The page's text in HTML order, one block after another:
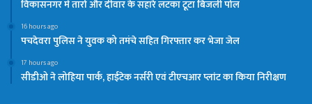
विकासनगर में तारों और दीवार के सहारे लटका टूटा बिजली पोल
16 hours ago
पचदेवरा पुलिस ने युवक को तमंचे सहित गिरफ्तार कर भेजा जेल
17 hours ago
सीडीओ ने लोहिया पार्क, हाईटेक नर्सरी एवं टीएचआर प्लांट का किया निरीक्षण